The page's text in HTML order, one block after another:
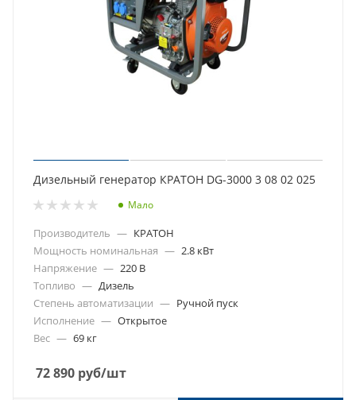
Дизельный генератор КРАТОН DG-3000 3 08 02 025
Мало
Производитель — КРАТОН
Мощность номинальная — 2.8 кВт
Напряжение — 220 В
Топливо — Дизель
Степень автоматизации — Ручной пуск
Исполнение — Открытое
Вес — 69 кг
72 890 руб/шт